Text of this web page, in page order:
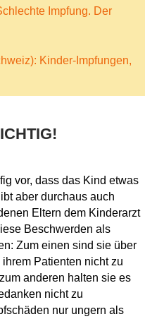
Impfung. Der
Kinder-Impfungen,
vor, dass das Kind etwas
aber durchaus auch
Eltern dem Kinderarzt
Beschwerden als
Zum einen sind sie über
Patienten nicht zu
anderen halten sie es
nicht zu
nur ungern als